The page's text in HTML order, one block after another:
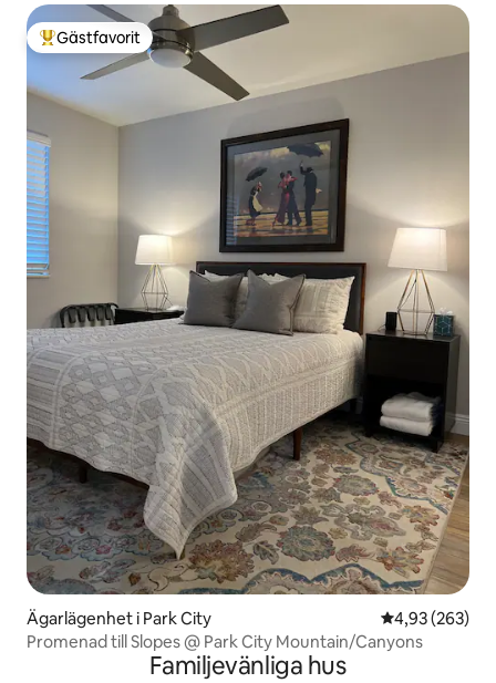
Populär gästfavorit
Gästfavorit
Ägarlägenhet i Park City 4,93 av 5 i
4,93 (263)
Promenad till Slopes @ Park City Mountain/Canyons
Familjevänliga hus